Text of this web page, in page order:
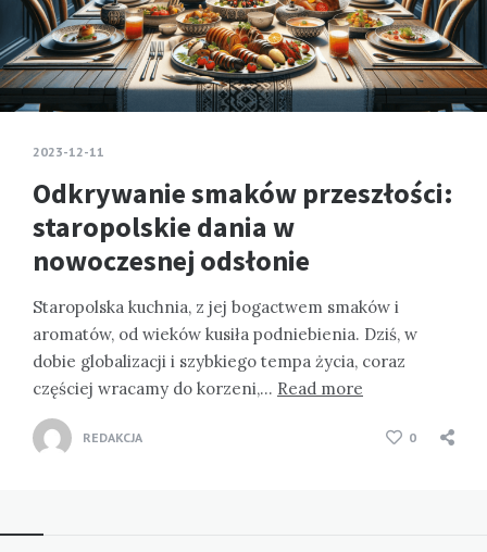
2023-12-11
Odkrywanie smaków przeszłości:
staropolskie dania w
nowoczesnej odsłonie
Staropolska kuchnia, z jej bogactwem smaków i
aromatów, od wieków kusiła podniebienia. Dziś, w
dobie globalizacji i szybkiego tempa życia, coraz
częściej wracamy do korzeni,… Read more
REDAKCJA 0